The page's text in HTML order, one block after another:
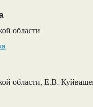
области
области, Е.В.